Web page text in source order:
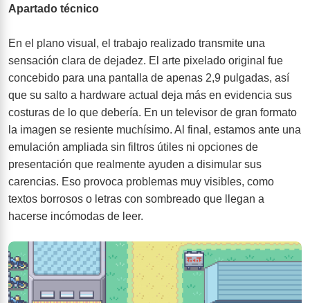
Apartado técnico
En el plano visual, el trabajo realizado transmite una
sensación clara de dejadez. El arte pixelado original fue
concebido para una pantalla de apenas 2,9 pulgadas, así
que su salto a hardware actual deja más en evidencia sus
costuras de lo que debería. En un televisor de gran formato
la imagen se resiente muchísimo. Al final, estamos ante una
emulación ampliada sin filtros útiles ni opciones de
presentación que realmente ayuden a disimular sus
carencias. Eso provoca problemas muy visibles, como
textos borrosos o letras con sombreado que llegan a
hacerse incómodas de leer.